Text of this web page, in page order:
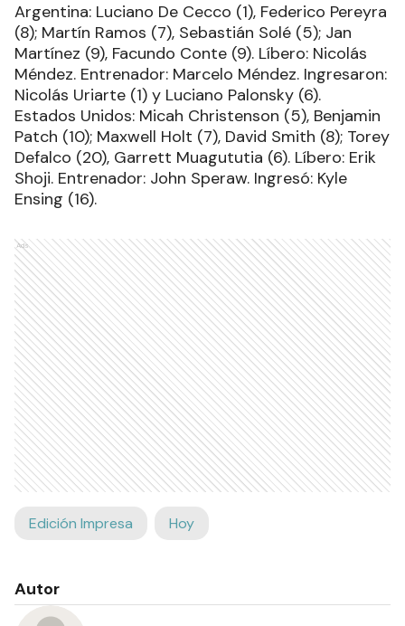
Argentina: Luciano De Cecco (1), Federico Pereyra
(8); Martín Ramos (7), Sebastián Solé (5); Jan
Martínez (9), Facundo Conte (9). Líbero: Nicolás
Méndez. Entrenador: Marcelo Méndez. Ingresaron:
Nicolás Uriarte (1) y Luciano Palonsky (6).
Estados Unidos: Micah Christenson (5), Benjamin
Patch (10); Maxwell Holt (7), David Smith (8); Torey
Defalco (20), Garrett Muagututia (6). Líbero: Erik
Shoji. Entrenador: John Speraw. Ingresó: Kyle
Ensing (16).
Ads
Edición Impresa Hoy
Autor